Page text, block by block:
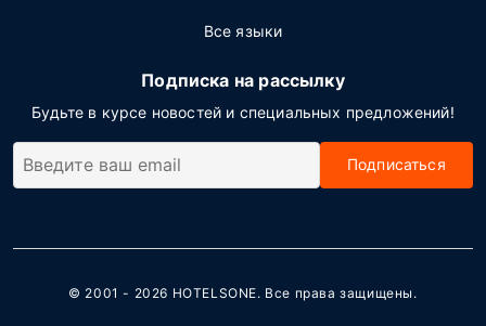
Все языки
Подписка на рассылку
Будьте в курсе новостей и специальных предложений!
Подписаться
© 2001 - 2026 HOTELSONE. Все права защищены.